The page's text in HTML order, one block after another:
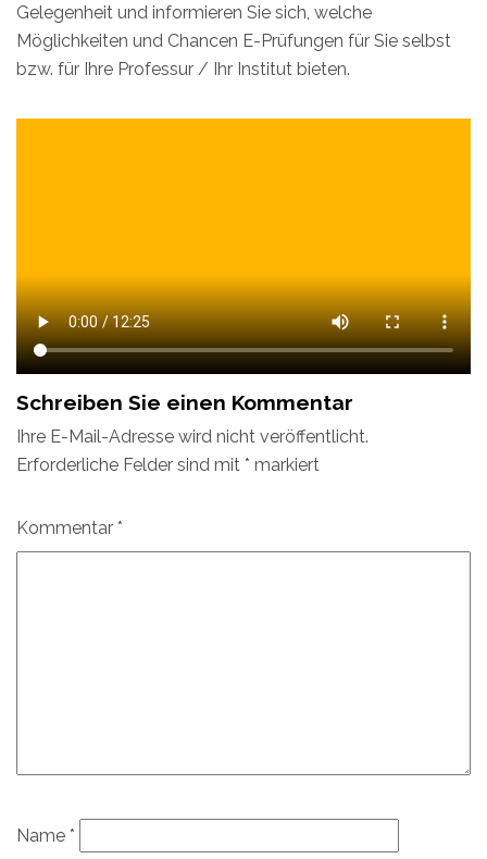
Gelegenheit und informieren Sie sich, welche
Möglichkeiten und Chancen E-Prüfungen für Sie selbst
bzw. für Ihre Professur / Ihr Institut bieten.
Schreiben Sie einen Kommentar
Ihre E-Mail-Adresse wird nicht veröffentlicht.
Erforderliche Felder sind mit * markiert
Kommentar *
Name *